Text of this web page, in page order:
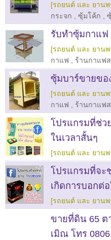
[รถยนต์ และ ยาน
กระจก
ซุ้มโค้ก
รับทำซุ้มกาแฟ
[รถยนต์ และ ยาน
กาแฟ
ร้านกาแฟ
ซุ้มบาร์ขายขอ
[รถยนต์ และ ยาน
กาแฟ
ร้านกาแฟ
โปรแกรมที่ช่ว
ในเวลาสั้นๆ
[รถยนต์ และ ยาน
โปรแกรมที่จ
เกิดการบอกต่
[รถยนต์ และ ยาน
ขายที่ดิน 65 ต
เมิณ โทร